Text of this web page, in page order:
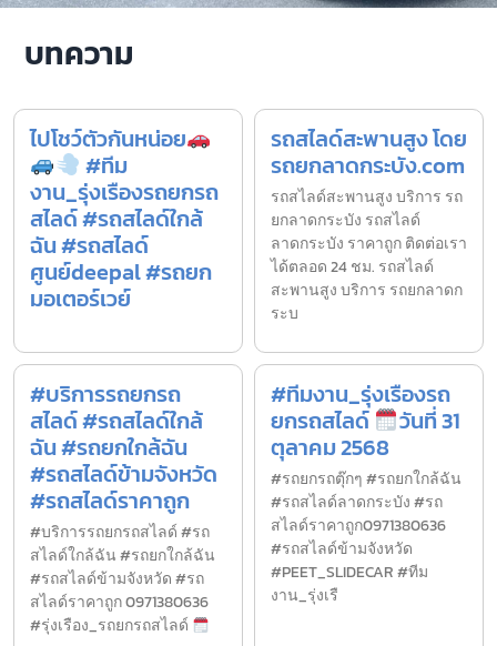
บทความ
ไปโชว์ตัวกันหน่อย
#ทีม
งาน_รุ่งเรืองรถยกรถ
สไลด์ #รถสไลด์ใกล้
ฉัน #รถสไลด์
ศูนย์deepal #รถยก
มอเตอร์เวย์
รถสไลด์สะพานสูง โดย
รถยกลาดกระบัง.com
รถสไลด์สะพานสูง บริการ รถ
ยกลาดกระบัง รถสไลด์
ลาดกระบัง ราคาถูก ติดต่อเรา
ได้ตลอด 24 ชม. รถสไลด์
สะพานสูง บริการ รถยกลาดก
ระบ
#บริการรถยกรถ
สไลด์ #รถสไลด์ใกล้
ฉัน #รถยกใกล้ฉัน
#รถสไลด์ข้ามจังหวัด
#รถสไลด์ราคาถูก
#บริการรถยกรถสไลด์ #รถ
สไลด์ใกล้ฉัน #รถยกใกล้ฉัน
#รถสไลด์ข้ามจังหวัด #รถ
สไลด์ราคาถูก 0971380636
#รุ่งเรือง_รถยกรถสไลด์
#ทีมงาน_รุ่งเรืองรถ
ยกรถสไลด์
วันที่ 31
ตุลาคม 2568
#รถยกรถตุ๊กๆ #รถยกใกล้ฉัน
#รถสไลด์ลาดกระบัง #รถ
สไลด์ราคาถูก0971380636
#รถสไลด์ข้ามจังหวัด
#PEET_SLIDECAR #ทีม
งาน_รุ่งเรื